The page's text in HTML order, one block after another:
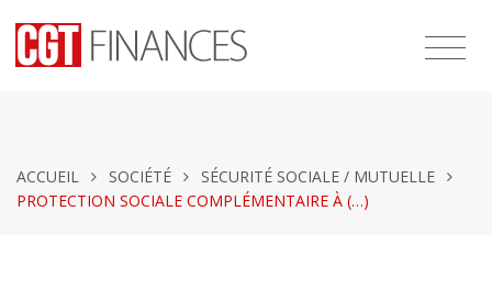
ACCUEIL SOCIÉTÉ
SÉCURITÉ SOCIALE / MUTUELLE
PROTECTION SOCIALE COMPLÉMENTAIRE À (…)